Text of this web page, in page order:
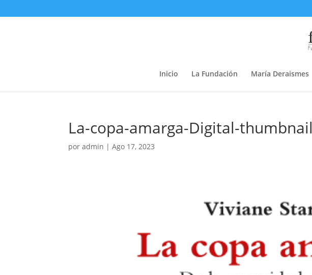
Inicio La Fundación María Deraismes
La-copa-amarga-Digital-thumbnail
poradmin |Ago 17, 2023